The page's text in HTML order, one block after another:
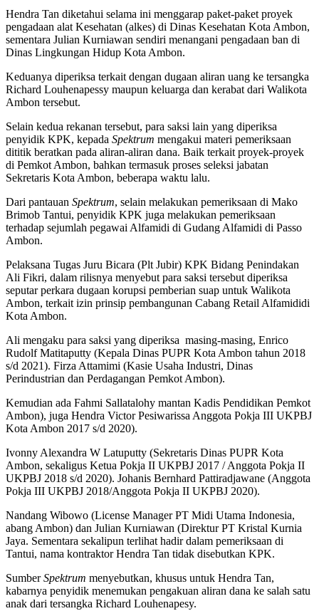
Hendra Tan diketahui selama ini menggarap paket-paket proyek
pengadaan alat Kesehatan (alkes) di Dinas Kesehatan Kota Ambon,
sementara Julian Kurniawan sendiri menangani pengadaan ban di
Dinas Lingkungan Hidup Kota Ambon.
Keduanya diperiksa terkait dengan dugaan aliran uang ke tersangka
Richard Louhenapessy maupun keluarga dan kerabat dari Walikota
Ambon tersebut.
Selain kedua rekanan tersebut, para saksi lain yang diperiksa
penyidik KPK, kepada Spektrum mengakui materi pemeriksaan
dititik beratkan pada aliran-aliran dana. Baik terkait proyek-proyek
di Pemkot Ambon, bahkan termasuk proses seleksi jabatan
Sekretaris Kota Ambon, beberapa waktu lalu.
Dari pantauan Spektrum, selain melakukan pemeriksaan di Mako
Brimob Tantui, penyidik KPK juga melakukan pemeriksaan
terhadap sejumlah pegawai Alfamidi di Gudang Alfamidi di Passo
Ambon.
Pelaksana Tugas Juru Bicara (Plt Jubir) KPK Bidang Penindakan
Ali Fikri, dalam rilisnya menyebut para saksi tersebut diperiksa
seputar perkara dugaan korupsi pemberian suap untuk Walikota
Ambon, terkait izin prinsip pembangunan Cabang Retail Alfamididi
Kota Ambon.
Ali mengaku para saksi yang diperiksa masing-masing, Enrico
Rudolf Matitaputty (Kepala Dinas PUPR Kota Ambon tahun 2018
s/d 2021). Firza Attamimi (Kasie Usaha Industri, Dinas
Perindustrian dan Perdagangan Pemkot Ambon).
Kemudian ada Fahmi Sallatalohy mantan Kadis Pendidikan Pemkot
Ambon), juga Hendra Victor Pesiwarissa Anggota Pokja III UKPBJ
Kota Ambon 2017 s/d 2020).
Ivonny Alexandra W Latuputty (Sekretaris Dinas PUPR Kota
Ambon, sekaligus Ketua Pokja II UKPBJ 2017 / Anggota Pokja II
UKPBJ 2018 s/d 2020). Johanis Bernhard Pattiradjawane (Anggota
Pokja III UKPBJ 2018/Anggota Pokja II UKPBJ 2020).
Nandang Wibowo (License Manager PT Midi Utama Indonesia,
abang Ambon) dan Julian Kurniawan (Direktur PT Kristal Kurnia
Jaya. Sementara sekalipun terlihat hadir dalam pemeriksaan di
Tantui, nama kontraktor Hendra Tan tidak disebutkan KPK.
SumberSpektrum menyebutkan, khusus untuk Hendra Tan,
kabarnya penyidik menemukan pengakuan aliran dana ke salah satu
anak dari tersangka Richard Louhenapesy.